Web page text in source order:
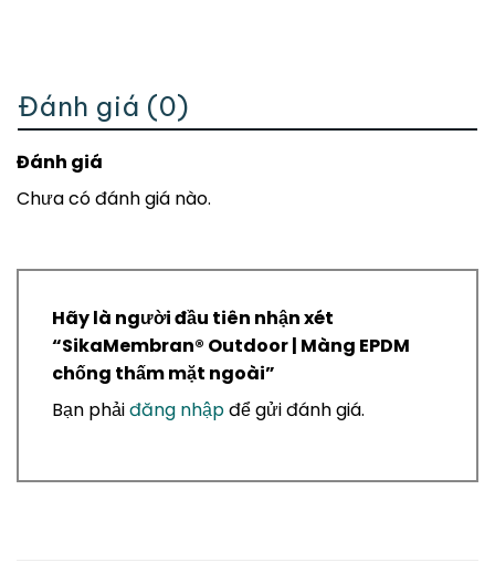
Đánh giá (0)
Đánh giá
Chưa có đánh giá nào.
Hãy là người đầu tiên nhận xét
“SikaMembran® Outdoor | Màng EPDM
chống thấm mặt ngoài”
Bạn phảiđăng nhậpđể gửi đánh giá.